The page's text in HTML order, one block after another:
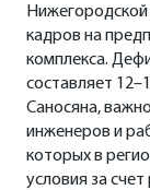
кадров на
комплекса.
составляет
Саносяна,
инженеров и
которых в
условия за